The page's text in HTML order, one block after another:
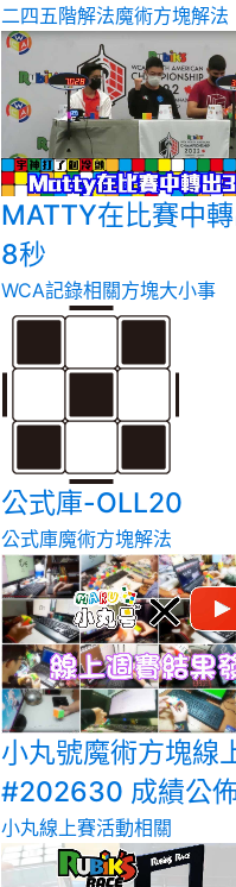
二四五階解法魔術方塊解法
MATTY在比賽中
8秒
WCA記錄相關方塊大小事
公式庫-OLL20
公式庫魔術方塊解法
小丸號魔術方塊線
#202630 成績公
小丸線上賽活動相關